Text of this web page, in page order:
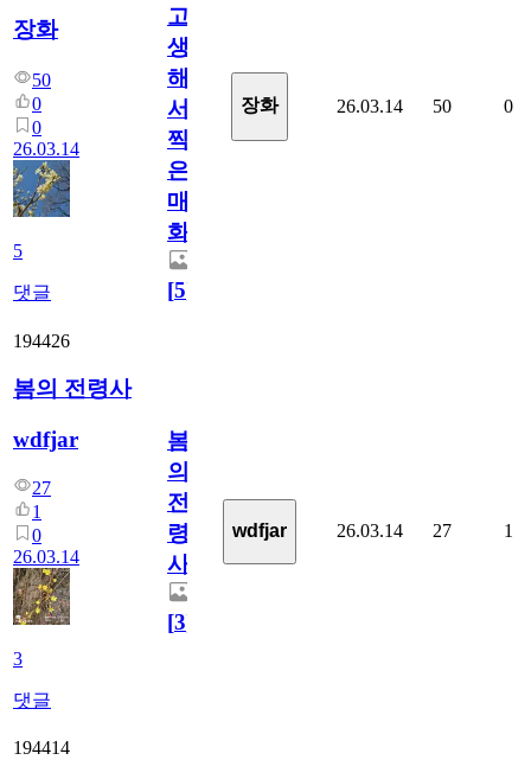
장화
50
0
0
26.03.14
5
댓글
고
생
해
서
찍
은
매
화
[5]
장화 26.03.14 50 0
194426
봄의 전령사
wdfjar
27
1
0
26.03.14
3
댓글
봄
의
전
령
사
[3]
wdfjar 26.03.14 27 1
194414